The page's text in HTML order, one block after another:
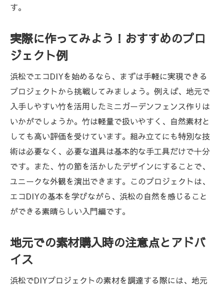
す。
実際に作ってみよう！おすすめのプロ
ジェクト例
浜松でエコDIYを始めるなら、まずは手軽に実現できる
プロジェクトから挑戦してみましょう。例えば、地元で
入手しやすい竹を活用したミニガーデンフェンス作りは
いかがでしょうか。竹は軽量で扱いやすく、自然素材と
しても高い評価を受けています。組み立てにも特別な技
術は必要なく、必要な道具は基本的な手工具だけで十分
です。また、竹の節を活かしたデザインにすることで、
ユニークな外観を演出できます。このプロジェクトは、
エコDIYの基本を学びながら、浜松の自然を感じること
ができる素晴らしい入門編です。
地元での素材購入時の注意点とアドバ
イス
浜松でDIYプロジェクトの素材を調達する際には、地元